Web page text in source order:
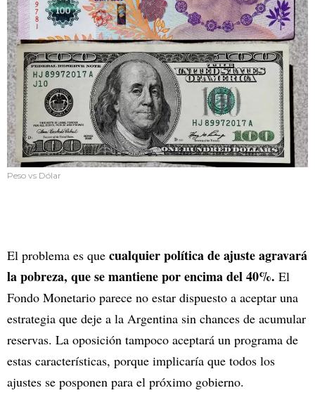
Peso vs Dólar
El problema es que cualquier política de ajuste agravará
la pobreza, que se mantiene por encima del 40%. El
Fondo Monetario parece no estar dispuesto a aceptar una
estrategia que deje a la Argentina sin chances de acumular
reservas. La oposición tampoco aceptará un programa de
estas características, porque implicaría que todos los
ajustes se posponen para el próximo gobierno.